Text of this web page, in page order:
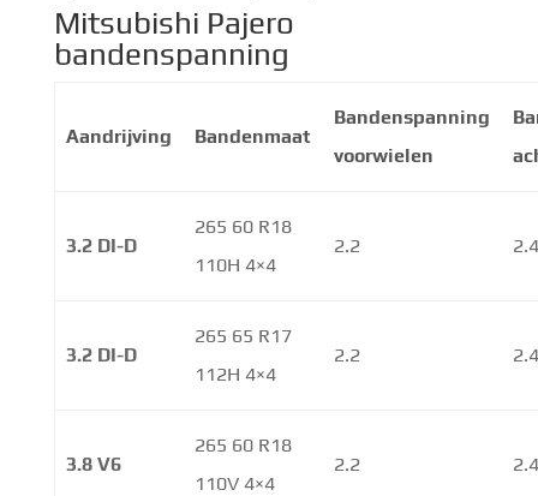
Mitsubishi Pajero
bandenspanning
Aandrijving Bandenmaat
Bandenspanning
voorwielen
3.2 DI-D
265 60 R18
110H 4×4
2.2
3.2 DI-D
265 65 R17
112H 4×4
2.2
3.8 V6
265 60 R18
110V 4×4
2.2